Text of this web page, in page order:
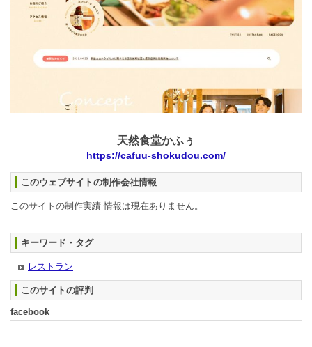
天然食堂かふぅ
https://cafuu-shokudou.com/
このウェブサイトの制作会社情報
このサイトの制作実績 情報は現在ありません。
キーワード・タグ
レストラン
このサイトの評判
facebook